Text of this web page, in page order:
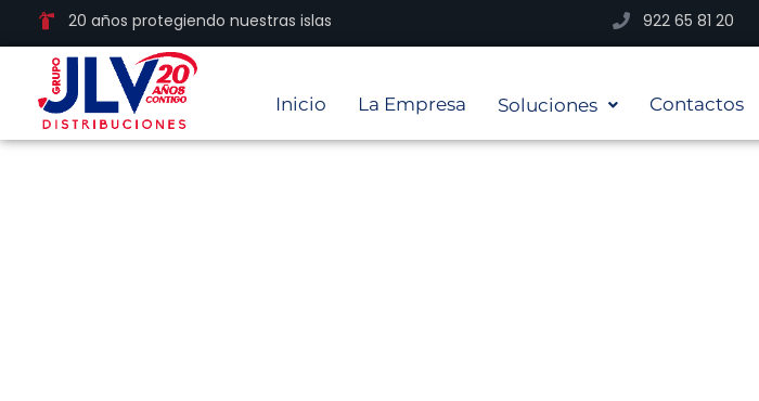
20 años protegiendo nuestras islas 922 65 81 20
Inicio La Empresa Soluciones Contactos